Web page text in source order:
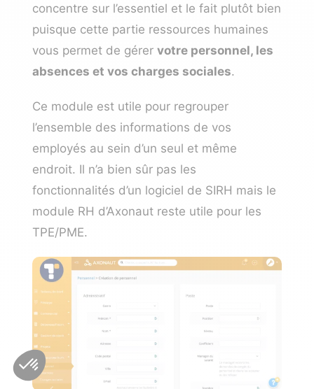
concentre sur l’essentiel et le fait plutôt bien
puisque cette partie ressources humaines
vous permet de gérer votre personnel, les
absences et vos charges sociales.
Ce module est utile pour regrouper
l’ensemble des informations de vos
employés au sein d’un seul et même
endroit. Il n’a bien sûr pas les
fonctionnalités d’un logiciel de SIRH mais le
module RH d’Axonaut reste utile pour les
TPE/PME.